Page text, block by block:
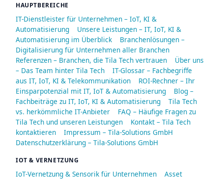
HAUPTBEREICHE
IT-Dienstleister für Unternehmen – IoT, KI &
Automatisierung
Unsere Leistungen – IT, IoT, KI &
Automatisierung im Überblick
Branchenlösungen –
Digitalisierung für Unternehmen aller Branchen
Referenzen – Branchen, die Tila Tech vertrauen
Über uns
– Das Team hinter Tila Tech
IT-Glossar – Fachbegriffe
aus IT, IoT, KI & Telekommunikation
ROI-Rechner – Ihr
Einsparpotenzial mit IT, IoT & Automatisierung
Blog –
Fachbeiträge zu IT, IoT, KI & Automatisierung
Tila Tech
vs. herkömmliche IT-Anbieter
FAQ – Häufige Fragen zu
Tila Tech und unseren Leistungen
Kontakt – Tila Tech
kontaktieren
Impressum – Tila-Solutions GmbH
Datenschutzerklärung – Tila-Solutions GmbH
IOT & VERNETZUNG
IoT-Vernetzung & Sensorik für Unternehmen
Asset